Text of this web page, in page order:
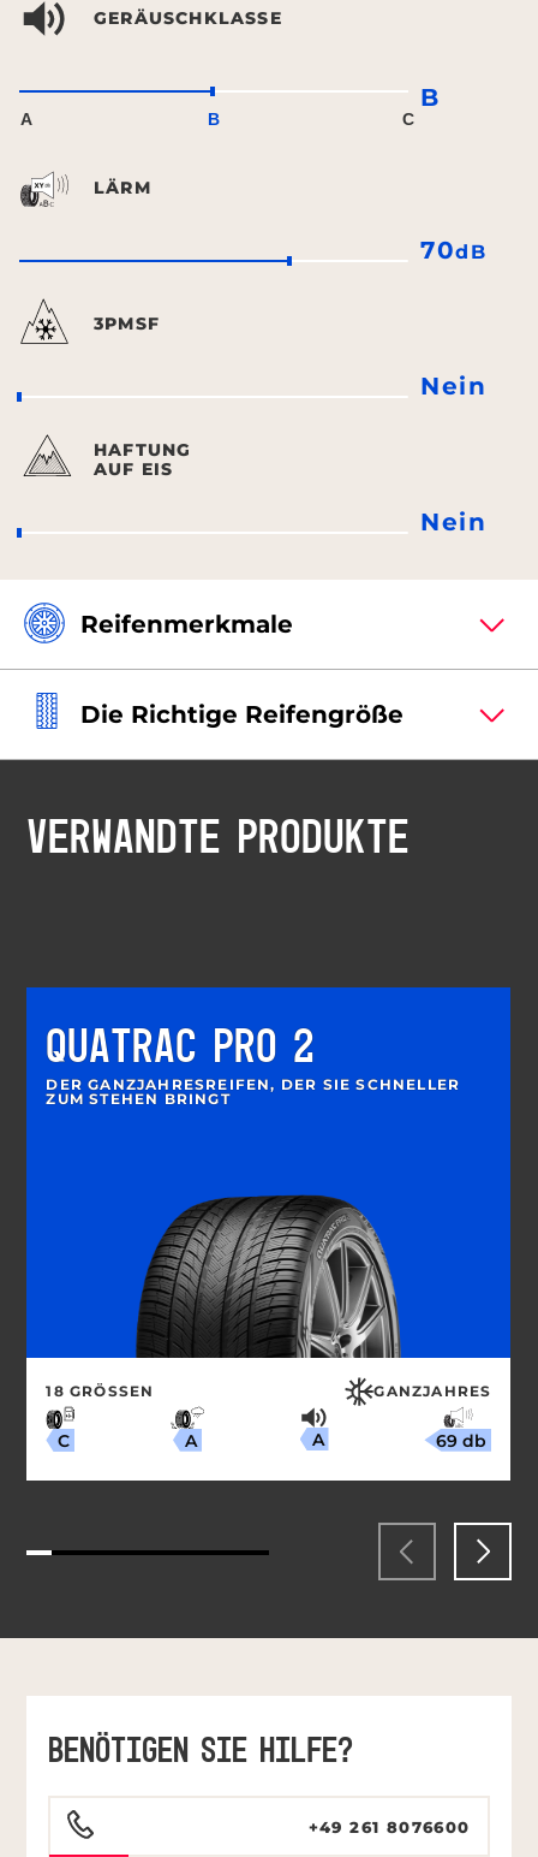
GERÄUSCHKLASSE
A B C
B
LÄRM
70dB
3PMSF
Nein
HAFTUNG
AUF EIS
Nein
Reifenmerkmale
Die Richtige Reifengröße
VERWANDTE PRODUKTE
QUATRAC PRO 2
DER GANZJAHRESREIFEN, DER SIE SCHNELLER
ZUM STEHEN BRINGT
18 GRÖSSEN GANZJAHRES
C A A 69 db
BENÖTIGEN SIE HILFE?
+49 261 8076600